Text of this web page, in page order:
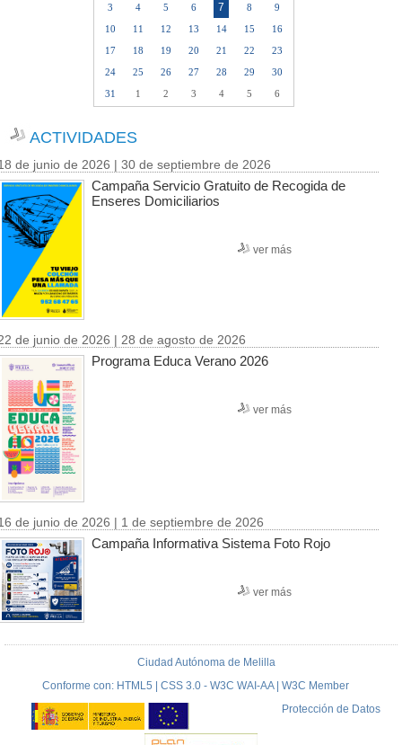
3
4 5 6 7 8
9
10
11 12 13 14 15
16
17
18 19 20 21 22
23
24
25 26 27 28 29
30
31
1 2 3 4 5 6
ACTIVIDADES
de junio de 2026 | 30 de septiembre de 2026
Campaña Servicio Gratuito de Recogida de
Enseres Domiciliarios
ver más
de junio de 2026 | 28 de agosto de 2026
Programa Educa Verano 2026
ver más
de junio de 2026 | 1 de septiembre de 2026
Campaña Informativa Sistema Foto Rojo
ver más
Ciudad Autónoma de Melilla
Conforme con: HTML5 | CSS 3.0 - W3C WAI-AA | W3C Member
Protección de Datos